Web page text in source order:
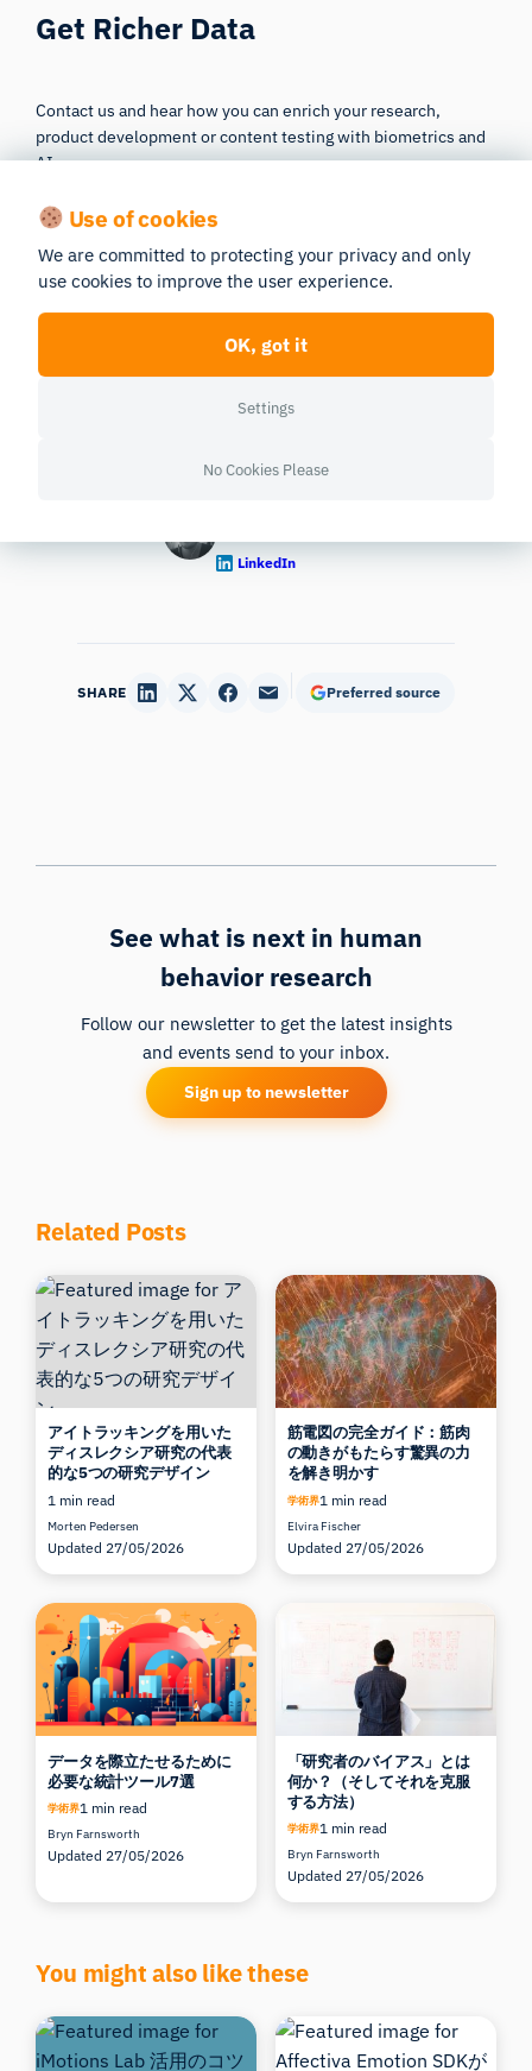
Get Richer Data
Contact us and hear how you can enrich your research,
product development or content testing with biometrics and
AI.
Contact
Last edited05/27/2026
LinkedIn
SHARE Preferred source
See what is next in human
behavior research
Follow our newsletter to get the latest insights
and events send to your inbox.
Sign up to newsletter
Related Posts
アイトラッキングを用いた
ディスレクシア研究の代表
的な5つの研究デザイン
1 min read
Morten Pedersen
Updated 27/05/2026
筋電図の完全ガイド：筋肉
の動きがもたらす驚異の力
を解き明かす
学術界1 min read
Elvira Fischer
Updated 27/05/2026
データを際立たせるために
必要な統計ツール7選
学術界1 min read
Bryn Farnsworth
Updated 27/05/2026
「研究者のバイアス」とは
何か？（そしてそれを克服
する方法）
学術界1 min read
Bryn Farnsworth
Updated 27/05/2026
You might also like these
Use of cookies
We are committed to protecting your privacy and only
use cookies to improve the user experience.
OK, got it
Settings
No Cookies Please